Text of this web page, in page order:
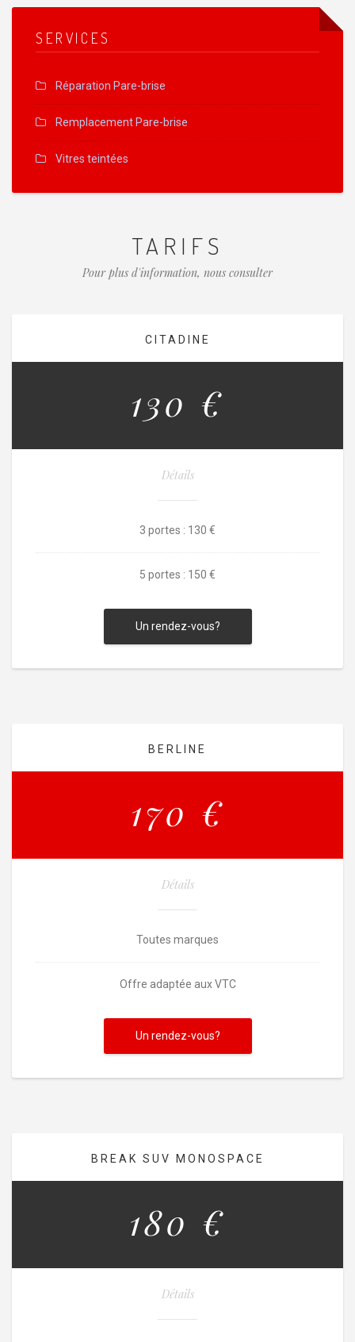
SERVICES
Réparation Pare-brise
Remplacement Pare-brise
Vitres teintées
TARIFS
Pour plus d'information, nous consulter
CITADINE
130 €
Détails
3 portes : 130 €
5 portes : 150 €
Un rendez-vous?
BERLINE
170 €
Détails
Toutes marques
Offre adaptée aux VTC
Un rendez-vous?
BREAK SUV MONOSPACE
180 €
Détails